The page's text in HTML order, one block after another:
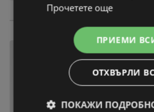
Прочетете още
ПРИЕМИ
ОТХВЪРЛИ
ПОКАЖИ